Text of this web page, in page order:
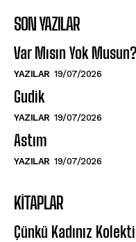
SON YAZILAR
Var Mısın Yok Musun?
YAZILAR 19/07/2026
Gudik
YAZILAR 19/07/2026
Astım
YAZILAR 19/07/2026
KITAPLAR
Çünkü Kadınız